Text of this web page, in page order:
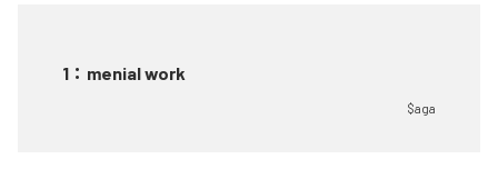
1 ： menial work
$aga